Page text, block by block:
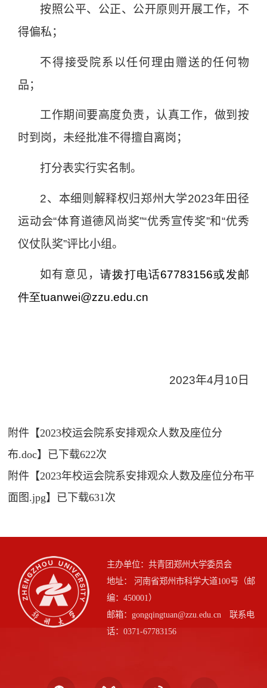
按照公平、公正、公开原则开展工作，不
得偏私；
不得接受院系以任何理由赠送的任何物
品；
工作期间要高度负责，认真工作，做到按
时到岗，未经批准不得擅自离岗；
打分表实行实名制。
2、本细则解释权归郑州大学2023年田径
运动会“体育道德风尚奖”“优秀宣传奖”和“优秀
仪仗队奖”评比小组。
如有意见，请拨打电话67783156或发邮
件至tuanwei@zzu.edu.cn
2023年4月 10 日
附件【2023校运会院系安排观众人数及座位分
布.doc】已下载622次
附件【2023年校运会院系安排观众人数及座位分布平
面图.jpg】已下载631 次
主办单位：共青团郑州大学委员会
地址： 河南省郑州市科学大道100号（邮
编：450001）
邮箱：gongqingtuan@zzu.edu.cn 联系电
话：0371-67783156